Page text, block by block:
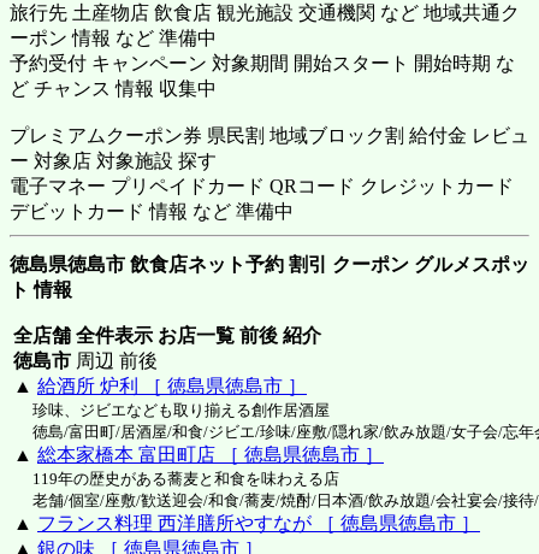
旅行先 土産物店 飲食店 観光施設 交通機関 など 地域共通ク
ーポン 情報 など 準備中
予約受付 キャンペーン 対象期間 開始スタート 開始時期 な
ど チャンス 情報 収集中
プレミアムクーポン券 県民割 地域ブロック割 給付金 レビュ
ー 対象店 対象施設 探す
電子マネー プリペイドカード QRコード クレジットカード
デビットカード 情報 など 準備中
徳島県徳島市 飲食店ネット予約 割引 クーポン グルメスポッ
ト 情報
全店舗 全件表示 お店一覧 前後 紹介
徳島市 周辺 前後
▲ 給酒所 炉利 ［ 徳島県徳島市 ］
珍味、ジビエなども取り揃える創作居酒屋
徳島/富田町/居酒屋/和食/ジビエ/珍味/座敷/隠れ家/飲み放題/女子会/忘年
▲ 総本家橋本 富田町店 ［ 徳島県徳島市 ］
119年の歴史がある蕎麦と和食を味わえる店
老舗/個室/座敷/歓送迎会/和食/蕎麦/焼酎/日本酒/飲み放題/会社宴会/接待/
▲ フランス料理 西洋膳所やすなが ［ 徳島県徳島市 ］
▲ 銀の味 ［ 徳島県徳島市 ］